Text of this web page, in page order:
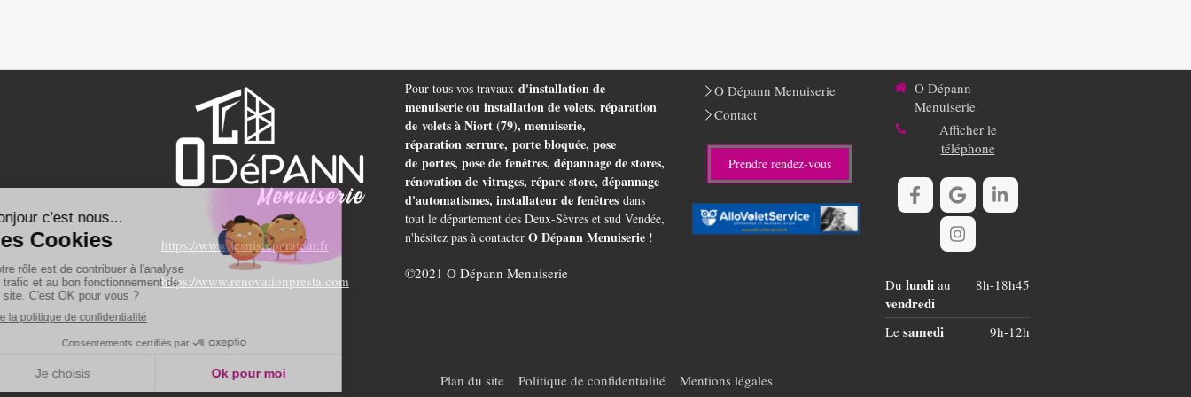
https://www.jesuisreparateur.fr
https://www.renovationpresta.com
Pour tous vos travaux d'installation de
menuiserie ou installation de volets, réparation
de volets à Niort (79), menuiserie,
réparation serrure, porte bloquée, pose
de portes, pose de fenêtres, dépannage de stores,
rénovation de vitrages, répare store, dépannage
d'automatismes, installateur de fenêtres dans
tout le département des Deux-Sèvres et sud Vendée,
n'hésitez pas à contacter O Dépann Menuiserie !
©2021 O Dépann Menuiserie
O Dépann Menuiserie
Contact
Prendre rendez-vous
O Dépann
Menuiserie
Afficher le
téléphone
Du lundi au
vendredi
8h-18h45
Le samedi 9h-12h
Plan du site Politique de confidentialité Mentions légales